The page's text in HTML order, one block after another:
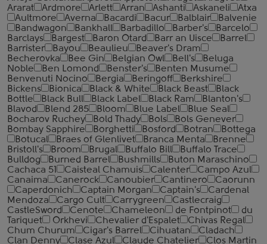
Ararat
Ardmore Arlett Arran Ashanti Askaneli
Atxa
Aultmore
Averna Bacardi Bacur Balblair
Balvenie
Bandwagon
Bankhall Barbadillo Barber's
Barcelo
Barclays
Bargest Baron Otard Barr an Uisce
Barrel
Barrister
Bayou Beaulieu
Beaver's Dram
Becherovka
Bee Gin Belgian Owl Bell's
Beluga
Noble
Ben Lomond Benster's
Benten Musume
Benvenuti Nocino
Bergia Beringoff
Berkshire
Bickens
Bionica Black & White Black Beast
Black
Bottle
Black Bull Black Label Black Ram
Blanton's
Blavod
Blend 285 Bloom Blue Label
Blue Seal
Bocharov Ruchey
Bold Thady Bols
Bols Genever
Bombay Sapphire
Borghetti Bosford Botran
Bottega
Botucal
Braes of Glenlivet Branca Menta
Brenne
Bristoll's
Broom Brugal Buffalo Bill
Buffalo Trace
Bulldog
Burned Barrel Bushmills
Buton Maraschino
Cachaca 51
Caisteal Chamuis Calenter
Campo Azul
Canaima
Canerock Canoubier Cantinero
Caorunn
Caperdonich
Captain Morgan Captain's
Cardenal
Mendoza
Cargo Cult Carrygreen
Castlecraig
CastleSword
Cenote Chameleon de Fontpinot
du
Tariquet
Orkhevi Chevalier d'Espalet
Chivas Regal
Chum Churum
Cigar's Barrel Cihuatan
Cladach
Clan Denny
Clase Azul Claude Chatelier
Clos Martin